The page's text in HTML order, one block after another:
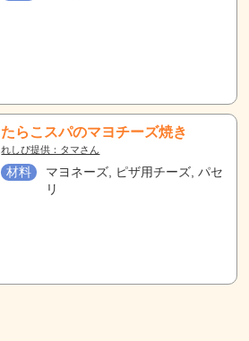
たらこスパのマヨチーズ焼き
れしぴ提供：タマさん
材料
マヨネーズ, ピザ用チーズ, パセ
リ